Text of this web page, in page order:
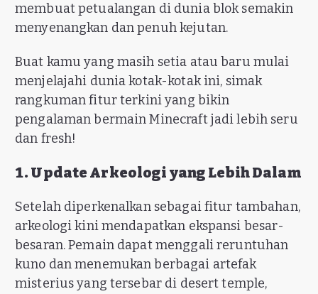
membuat petualangan di dunia blok semakin
menyenangkan dan penuh kejutan.
Buat kamu yang masih setia atau baru mulai
menjelajahi dunia kotak-kotak ini, simak
rangkuman fitur terkini yang bikin
pengalaman bermain Minecraft jadi lebih seru
dan fresh!
1. Update Arkeologi yang Lebih Dalam
Setelah diperkenalkan sebagai fitur tambahan,
arkeologi kini mendapatkan ekspansi besar-
besaran. Pemain dapat menggali reruntuhan
kuno dan menemukan berbagai artefak
misterius yang tersebar di desert temple,